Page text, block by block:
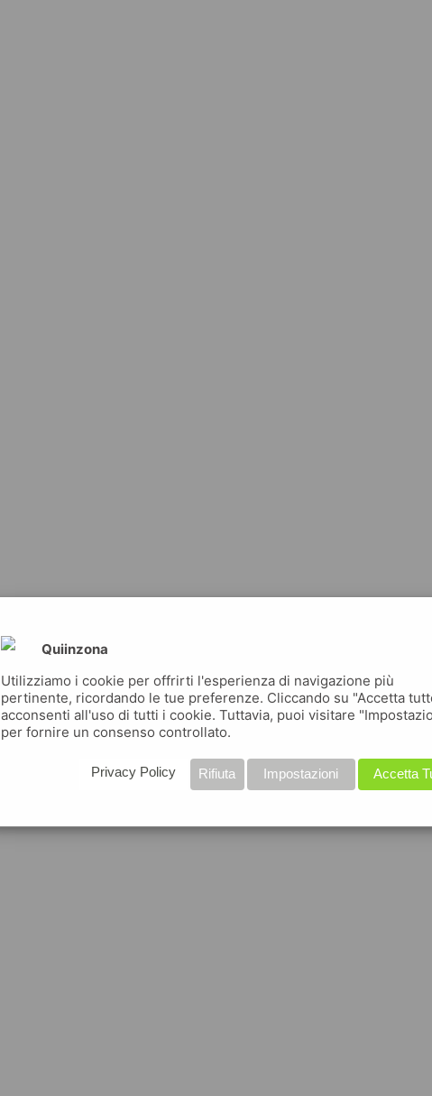
Quiinzona
Utilizziamo i cookie per offrirti l'esperienza di navigazione più
pertinente, ricordando le tue preferenze. Cliccando su "Accetta
acconsenti all'uso di tutti i cookie. Tuttavia, puoi visitare
per fornire un consenso controllato.
Accetta
Impostazioni
Rifiuta
Privacy Policy